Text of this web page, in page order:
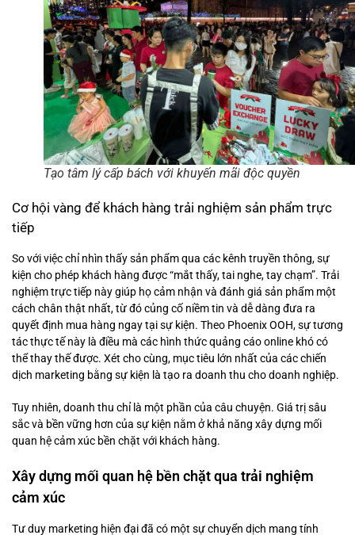
Tạo tâm lý cấp bách với khuyến mãi độc quyền
Cơ hội vàng để khách hàng trải nghiệm sản phẩm trực
tiếp
So với việc chỉ nhìn thấy sản phẩm qua các kênh truyền thông, sự
kiện cho phép khách hàng được “mắt thấy, tai nghe, tay chạm”. Trải
nghiệm trực tiếp này giúp họ cảm nhận và đánh giá sản phẩm một
cách chân thật nhất, từ đó củng cố niềm tin và dễ dàng đưa ra
quyết định mua hàng ngay tại sự kiện. Theo Phoenix OOH, sự tương
tác thực tế này là điều mà các hình thức quảng cáo online khó có
thể thay thế được. Xét cho cùng, mục tiêu lớn nhất của các chiến
dịch marketing bằng sự kiện là tạo ra doanh thu cho doanh nghiệp.
Tuy nhiên, doanh thu chỉ là một phần của câu chuyện. Giá trị sâu
sắc và bền vững hơn của sự kiện nằm ở khả năng xây dựng mối
quan hệ cảm xúc bền chặt với khách hàng.
Xây dựng mối quan hệ bền chặt qua trải nghiệm
cảm xúc
Tư duy marketing hiện đại đã có một sự chuyển dịch mang tính